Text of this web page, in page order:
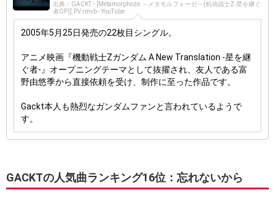
出典：GACKT.-.[Metamorphoze.～メタモルフォーゼ～(机动战士Z.星を継ぐ
者OP)].PV.rmvb - YouTube
2005年5月25日発売の22枚目シングル。
アニメ映画『機動戦士Ζガンダム A New Translation -星を継
ぐ者-』オープニングテーマとして抜擢され、友人である富
野由悠季から直接依頼を受け、制作に至った作品です。
Gackt本人も熱烈なガンダムファンと言われているようで
す。
GACKTの人気曲ランキング16位：忘れないから